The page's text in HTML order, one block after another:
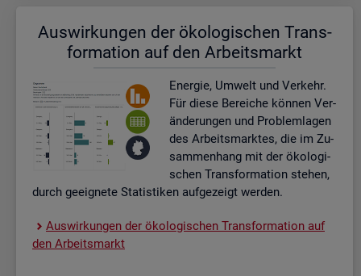
Aus­wir­kun­gen der öko­lo­gi­schen Trans­
for­ma­ti­on auf den Ar­beits­markt
En­er­gie, Um­welt und Ver­kehr.
Für diese Be­rei­che kön­nen Ver­
än­de­run­gen und Pro­blem­la­gen
des Ar­beits­mark­tes, die im Zu­
sam­men­hang mit der öko­lo­gi­
schen Trans­for­ma­ti­on ste­hen,
durch ge­eig­ne­te Sta­tis­ti­ken auf­ge­zeigt wer­den.
Aus­wir­kun­gen der öko­lo­gi­schen Trans­for­ma­ti­on auf
den Ar­beits­markt